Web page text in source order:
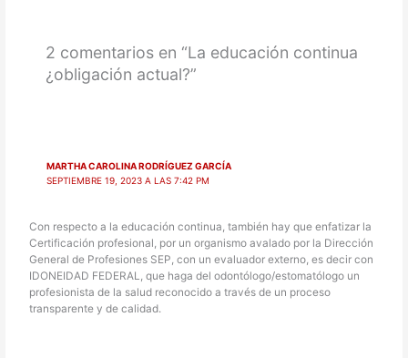
2 comentarios en “La educación continua
¿obligación actual?”
MARTHA CAROLINA RODRÍGUEZ GARCÍA
SEPTIEMBRE 19, 2023 A LAS 7:42 PM
Con respecto a la educación continua, también hay que enfatizar la
Certificación profesional, por un organismo avalado por la Dirección
General de Profesiones SEP, con un evaluador externo, es decir con
IDONEIDAD FEDERAL, que haga del odontólogo/estomatólogo un
profesionista de la salud reconocido a través de un proceso
transparente y de calidad.